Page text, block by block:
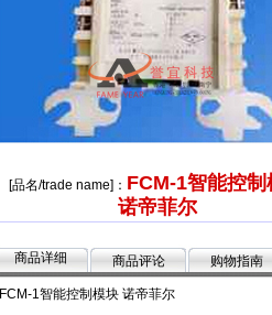
[品名/trade name]： FCM-1智能控制
诺帝菲尔
商品详细 商品评论 购物指南
FCM-1智能控制模块 诺帝菲尔